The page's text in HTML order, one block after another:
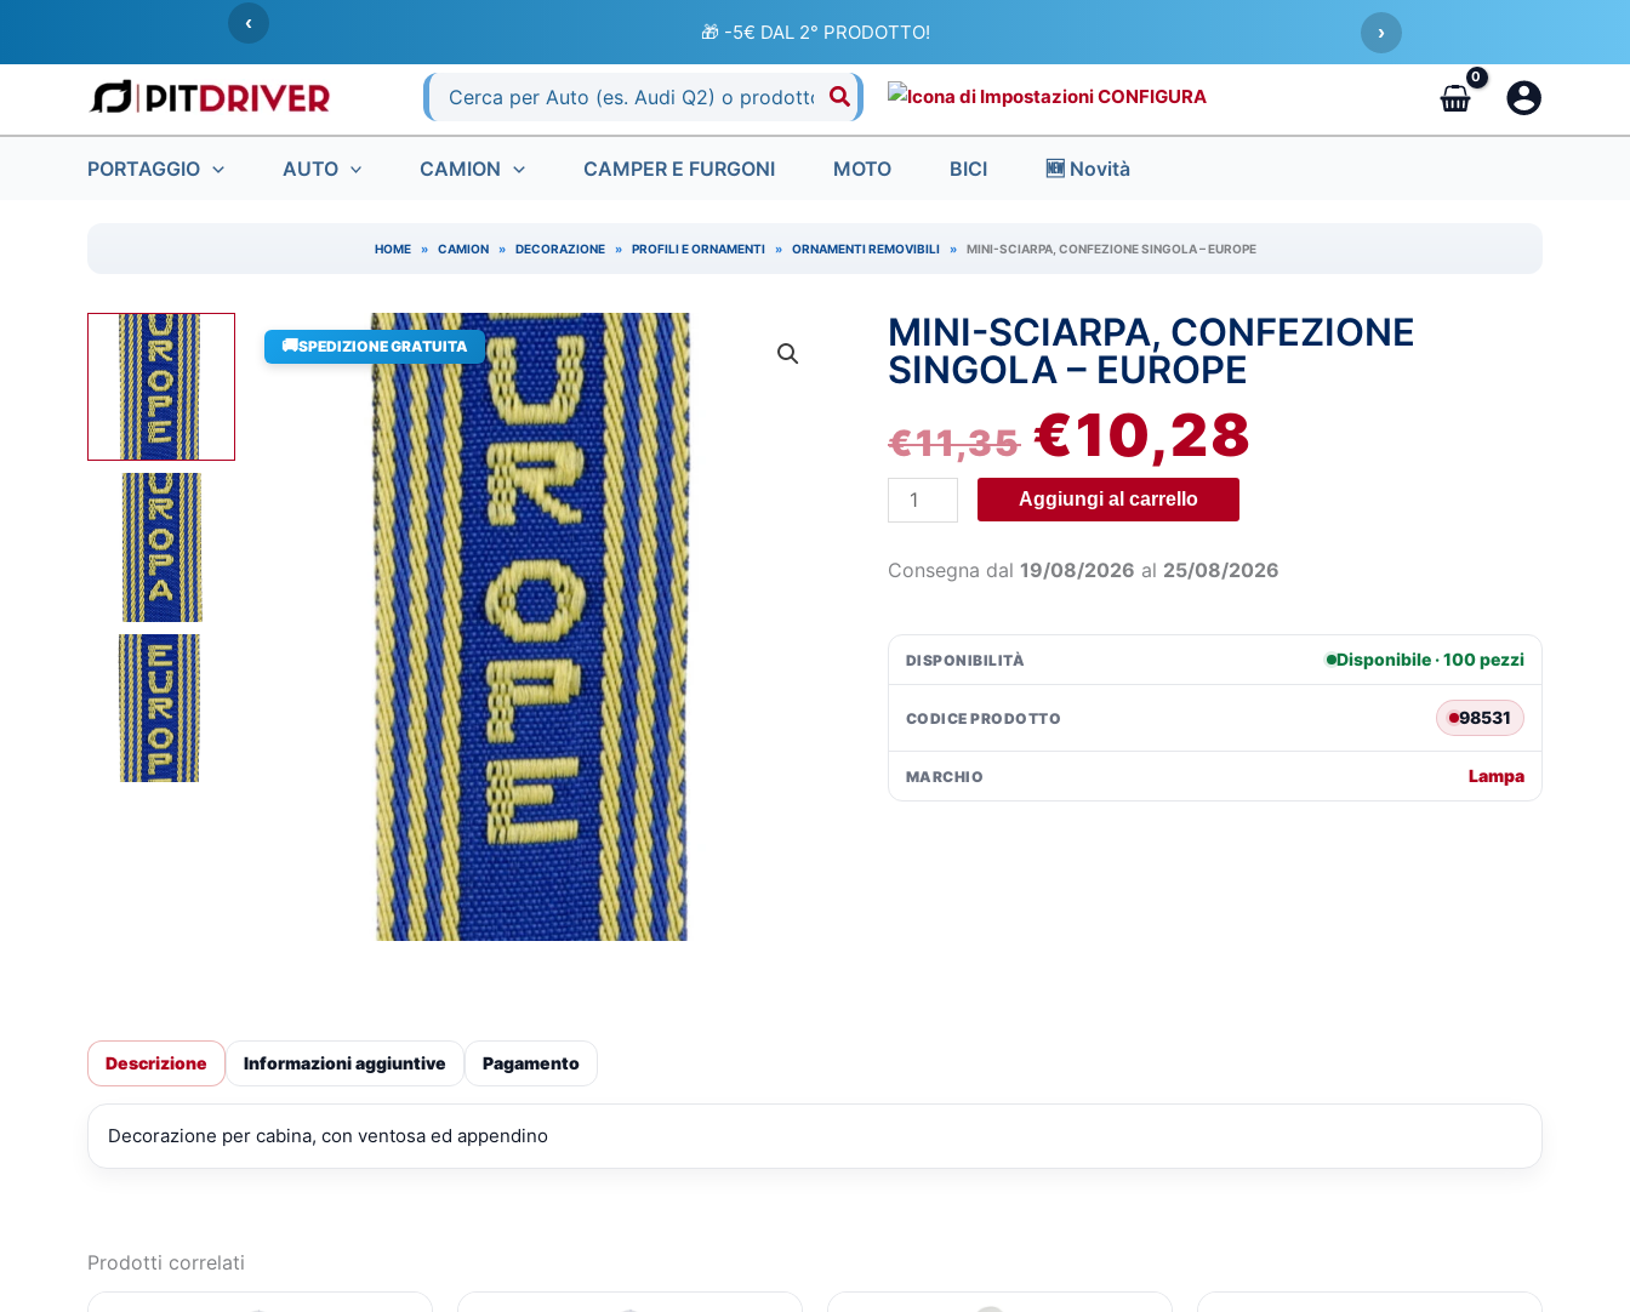
‹ 🎁 -5€ DAL 2° PRODOTTO! ›
Ricerca
per:
CONFIGURA
PORTAGGIO AUTO CAMION CAMPER E FURGONI MOTO BICI 🆕 Novità
HOME » CAMION » DECORAZIONE » PROFILI E ORNAMENTI » ORNAMENTI REMOVIBILI » MINI-SCIARPA, CONFEZIONE SINGOLA – EUROPE
🚚SPEDIZIONE GRATUITA
MINI-SCIARPA, CONFEZIONE
SINGOLA – EUROPE
€11,35
IL
PREZZO
ORIGINALE
ERA:
€11,35.
€10,28
IL
€10,28.
Mini-
Sciarpa,
confezione
-
Europe
quantità
Aggiungi al carrello
Consegna dal 19/08/2026 al 25/08/2026
DISPONIBILITÀ Disponibile · 100 pezzi
CODICE PRODOTTO 98531
MARCHIO Lampa
Descrizione Informazioni aggiuntive Pagamento
Decorazione per cabina, con ventosa ed appendino
Prodotti correlati